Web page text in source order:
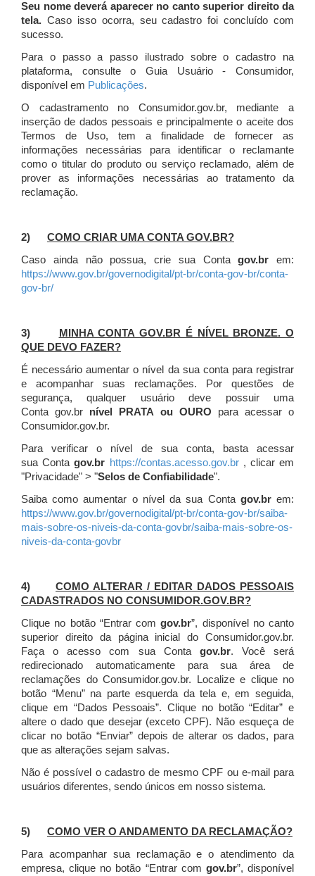
Seu nome deverá aparecer no canto superior direito da
tela. Caso isso ocorra, seu cadastro foi concluído com
sucesso.
Para o passo a passo ilustrado sobre o cadastro na
plataforma, consulte o Guia Usuário - Consumidor,
disponível em Publicações.
O cadastramento no Consumidor.gov.br, mediante a
inserção de dados pessoais e principalmente o aceite dos
Termos de Uso, tem a finalidade de fornecer as
informações necessárias para identificar o reclamante
como o titular do produto ou serviço reclamado, além de
prover as informações necessárias ao tratamento da
reclamação.
2) COMO CRIAR UMA CONTA GOV.BR?
Caso ainda não possua, crie sua Contagov.br em:
https://www.gov.br/governodigital/pt-br/conta-gov-br/conta-
gov-br/
3)
MINHA CONTA GOV.BR É NÍVEL BRONZE. O
QUE DEVO FAZER?
É necessário aumentar o nível da sua conta para registrar
e acompanhar suas reclamações. Por questões de
segurança, qualquer usuário deve possuir uma
Conta gov.br nível PRATA ou OURO para acessar o
Consumidor.gov.br.
Para verificar o nível de sua conta, basta acessar
sua Contagov.br https://contas.acesso.gov.br, clicar em
"Privacidade" > "Selos de Confiabilidade".
Saiba como aumentar o nível da sua Conta gov.brem:
https://www.gov.br/governodigital/pt-br/conta-gov-br/saiba-
mais-sobre-os-niveis-da-conta-govbr/saiba-mais-sobre-os-
niveis-da-conta-govbr
4) COMO ALTERAR / EDITAR DADOS PESSOAIS
CADASTRADOS NO CONSUMIDOR.GOV.BR?
Clique no botão “Entrar comgov.br”, disponível no canto
superior direito da página inicial do Consumidor.gov.br.
Faça o acesso com sua Conta gov.br. Você será
redirecionado automaticamente para sua área de
reclamações do Consumidor.gov.br.
Localize e clique no
botão “Menu” na parte esquerda da tela e, em seguida,
clique em “Dados Pessoais”. Clique no botão “Editar” e
altere o dado que desejar (exceto CPF). Não esqueça de
clicar no botão “Enviar” depois de alterar os dados, para
que as alterações sejam salvas.
Não é possível o cadastro de mesmo CPF ou e-mail para
usuários diferentes, sendo únicos em nosso sistema.
5) COMO VER O ANDAMENTO DA RECLAMAÇÃO?
Para acompanhar sua reclamação e o atendimento da
empresa, clique no botão “Entrar com gov.br”, disponível